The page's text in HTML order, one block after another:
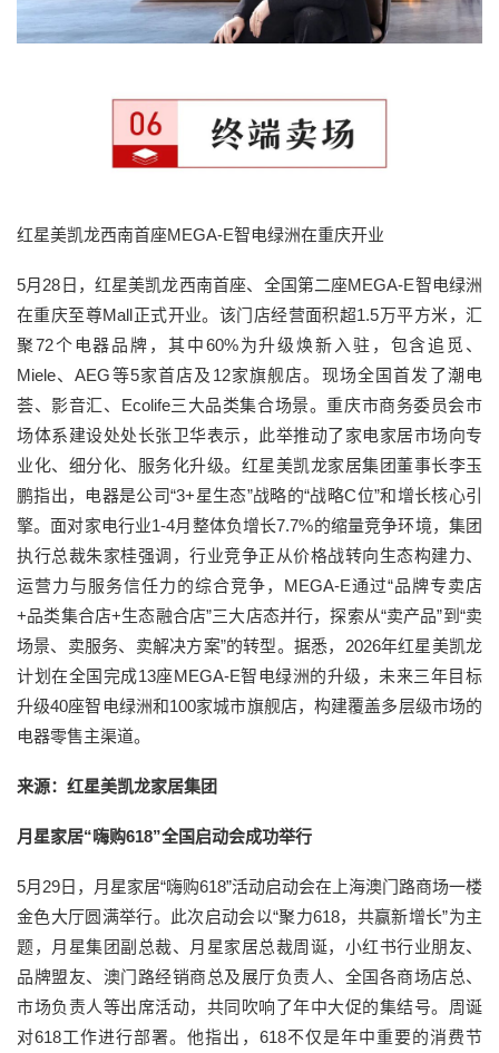
红星美凯龙西南首座MEGA-E智电绿洲在重庆开业
5月28日，红星美凯龙西南首座、全国第二座MEGA-E智电绿洲
在重庆至尊Mall正式开业。该门店经营面积超1.5万平方米，汇
聚72个电器品牌，其中60%为升级焕新入驻，包含追觅、
Miele、AEG等5家首店及12家旗舰店。现场全国首发了潮电
荟、影音汇、Ecolife三大品类集合场景。重庆市商务委员会市
场体系建设处处长张卫华表示，此举推动了家电家居市场向专
业化、细分化、服务化升级。红星美凯龙家居集团董事长李玉
鹏指出，电器是公司“3+星生态”战略的“战略C位”和增长核心引
擎。面对家电行业1-4月整体负增长7.7%的缩量竞争环境，集团
执行总裁朱家桂强调，行业竞争正从价格战转向生态构建力、
运营力与服务信任力的综合竞争，MEGA-E通过“品牌专卖店
+品类集合店+生态融合店”三大店态并行，探索从“卖产品”到“卖
场景、卖服务、卖解决方案”的转型。据悉，2026年红星美凯龙
计划在全国完成13座MEGA-E智电绿洲的升级，未来三年目标
升级40座智电绿洲和100家城市旗舰店，构建覆盖多层级市场的
电器零售主渠道。
来源：红星美凯龙家居集团
月星家居“嗨购618”全国启动会成功举行
5月29日，月星家居“嗨购618”活动启动会在上海澳门路商场一楼
金色大厅圆满举行。此次启动会以“聚力618，共赢新增长”为主
题，月星集团副总裁、月星家居总裁周诞，小红书行业朋友、
品牌盟友、澳门路经销商总及展厅负责人、全国各商场店总、
市场负责人等出席活动，共同吹响了年中大促的集结号。周诞
对618工作进行部署。他指出，618不仅是年中重要的消费节